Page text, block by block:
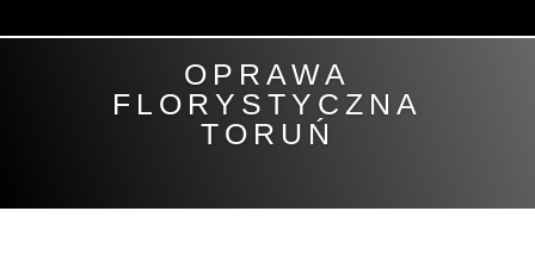
OPRAWA
FLORYSTYCZNA
TORUŃ